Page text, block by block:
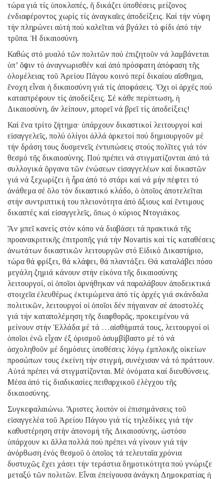
τώρα γιά τίς ὑποκλοπές, ἤ δικάζει ὑποθέσεις μείζονος
ἐνδιαφέροντος χωρίς τίς ἀναγκαῖες ἀποδείξεις. Καί τήν νύφη
τήν πληρώνει αὐτή πού καλεῖται νά βγάλει τό φίδι ἀπό τήν
τρῦπα. Ἡ δικαιοσύνη.
Καθώς στό μυαλό τῶν πολιτῶν πού ἐπιζητοῦν νά λαμβάνεται
ὑπ’ ὄψιν τό ἀναγνωρισθέν καί ἀπό πρόσφατη ἀπόφαση τῆς
ὁλομέλειας τοῦ Ἀρείου Πάγου κοινό περί δικαίου αἴσθημα,
ἔνοχη εἶναι ἡ δικαιοσύνη γιά τίς ἀποφάσεις. Ὄχι οἱ ἀρχές πού
καταστρέφουν τίς ἀποδείξεις. Σέ κάθε περίπτωση, ἡ
Δικαιοσύνη, ἄν λείπουν, μπορεῖ νά βρεῖ τίς ἀποδείξεις!
Καί ἕνα τρίτο ζήτημα· ὑπάρχουν δικαστικοί λειτουργοί καί
εἰσαγγελεῖς, πολύ ὀλίγοι ἀλλά ἀρκετοί πού δημιουργοῦν μέ
τήν δράση τους δυσμενεῖς ἐντυπώσεις στούς πολῖτες γιά τόν
θεσμό τῆς δικαιοσύνης. Πού πρέπει νά στιγματίζονται ἀπό τά
συλλογικά ὄργανα τῶν ἑνώσεων εἰσαγγελέων καί δικαστῶν
γιά νά ξεχωρίζει ἡ ἦρα ἀπό τό στάρι καί νά μήν πέφτει τό
ἀνάθεμα σέ ὅλο τόν δικαστικό κλάδο, ὁ ὁποῖος ἀποτελεῖται
στήν συντριπτική του πλειονότητα ἀπό ἄξιους καί ἔντιμους
δικαστές καί εἰσαγγελεῖς, ὅπως ὁ κύριος Ντογιάκος.
Ἄν μπεῖ κανείς στόν κόπο νά διαβάσει τά πρακτικά τῆς
προανακριτικῆς ἐπιτροπῆς γιά τήν Novartis καί τίς καταθέσεις
ἀνωτάτων δικαστικῶν λειτουργῶν στό Εἰδικό Δικαστήριο,
τώρα θά φρίξει, θά κλάψει, θά πλαντάξει. Θά καταλάβει πόσο
μεγάλη ζημιά κάνουν στήν εἰκόνα τῆς δικαιοσύνης
λειτουργοί, οἱ ὁποῖοι ἀρνήθηκαν νά παραλάβουν ἀποδεικτικά
στοιχεῖα ἐλευθέρως ἐκτιμώμενα ἀπό τίς ἀρχές γιά σκάνδαλα
πολιτικῶν, λειτουργοί οἱ ὁποῖοι δέν πήγαιναν σέ ἀποστολές
γιά τήν καταπολέμηση τῆς διαφθορᾶς, προκειμένου νά
μείνουν στήν Ἑλλάδα μέ τά …αἰσθήματά τους, λειτουργοί οἱ
ὁποῖοι ἐνῶ εἶχαν ἐξ ὁρισμοῦ ἀσυμβίβαστο μέ τό νά
ἀσχοληθοῦν μέ δημόσιες ὑποθέσεις λόγῳ ἐμπλοκῆς οἰκείων
προσώπων τους ἐκείνη τήν στιγμή, συνέχισαν νά τό πράττουν.
Αὐτά πρέπει νά στιγματίζονται. Μέ ὀνόματα καί διευθύνσεις.
Μέσα ἀπό τίς διαδικασίες πειθαρχικοῦ ἐλέγχου τῆς
δικαιοσύνης.
Συγκεφαλαιώνω. Ἄριστες λοιπόν οἱ ἐπισημάνσεις τοῦ
εἰσαγγελέα τοῦ Ἀρείου Πάγου γιά τίς τηλεδίκες γιά τήν
καθυστέρηση στήν ἀπονομή τῆς Δικαιοσύνης, ὡστόσο
ὑπάρχουν κι ἄλλα πολλά πού πρέπει νά γίνουν γιά τήν
ἀνόρθωση ἑνός θεσμοῦ ὁ ὁποῖος τά τελευταῖα χρόνια
δυστυχῶς ἔχει χάσει τήν τεράστια δημοτικότητα πού γνώριζε
μεταξύ τῶν πολιτῶν. Εἶναι ἐπείγουσα ἀνάγκη Δημοκρατίας ἡ